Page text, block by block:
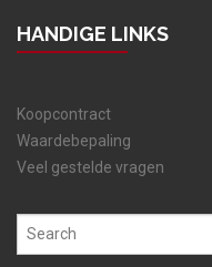
HANDIGE LINKS
Koopcontract
Waardebepaling
Veel gestelde vragen